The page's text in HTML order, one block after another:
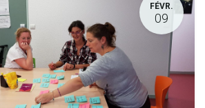
FÉVR.
09